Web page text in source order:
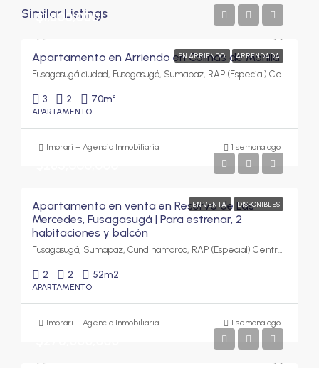
Similar Listings
EN ARRIENDO ARRENDADA
$1,800,000
Apartamento en Arriendo en Colinas de Manila
Fusagasugá ciudad, Fusagasugá, Sumapaz, RAP (Especial) Central, 252212, Colombia
3 2 70m²
APARTAMENTO
Imorari – Agencia Inmobiliaria 1 semana ago
EN VENTA DISPONIBLES
Apartamento en venta en Reserva de Las
Mercedes, Fusagasugá | Para estrenar, 2
habitaciones y balcón
Fusagasugá, Sumapaz, Cundinamarca, RAP (Especial) Central, Colombia
2 2 52m2
APARTAMENTO
Imorari – Agencia Inmobiliaria 1 semana ago